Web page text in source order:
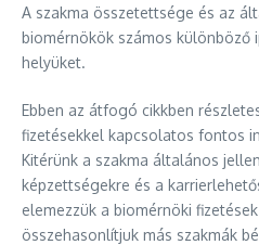
A szakma összetettsége és az
biomérnökök számos különböző
helyüket.
Ebben az átfogó cikkben
fizetésekkel kapcsolatos fontos
Kitérünk a szakma általános
képzettségekre és a
elemezzük a biomérnöki
összehasonlítjuk más szakmák